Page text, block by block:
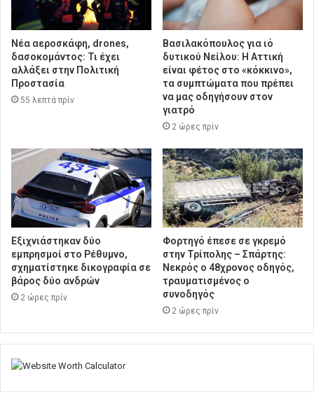
Νέα αεροσκάφη, drones,
δασοκομάντος: Τι έχει
αλλάξει στην Πολιτική
Προστασία
55 λεπτά πρίν
Βασιλακόπουλος για ιό
δυτικού Νείλου: Η Αττική
είναι φέτος στο «κόκκινο»,
τα συμπτώματα που πρέπει
να μας οδηγήσουν στον
γιατρό
2 ώρες πρίν
Εξιχνιάστηκαν δύο
εμπρησμοί στο Ρέθυμνο,
σχηματίστηκε δικογραφία σε
βάρος δύο ανδρών
2 ώρες πρίν
Φορτηγό έπεσε σε γκρεμό
στην Τρίπολης – Σπάρτης:
Νεκρός ο 48χρονος οδηγός,
τραυματισμένος ο
συνοδηγός
2 ώρες πρίν